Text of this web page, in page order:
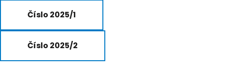
Číslo 2025/1
Číslo 2025/2